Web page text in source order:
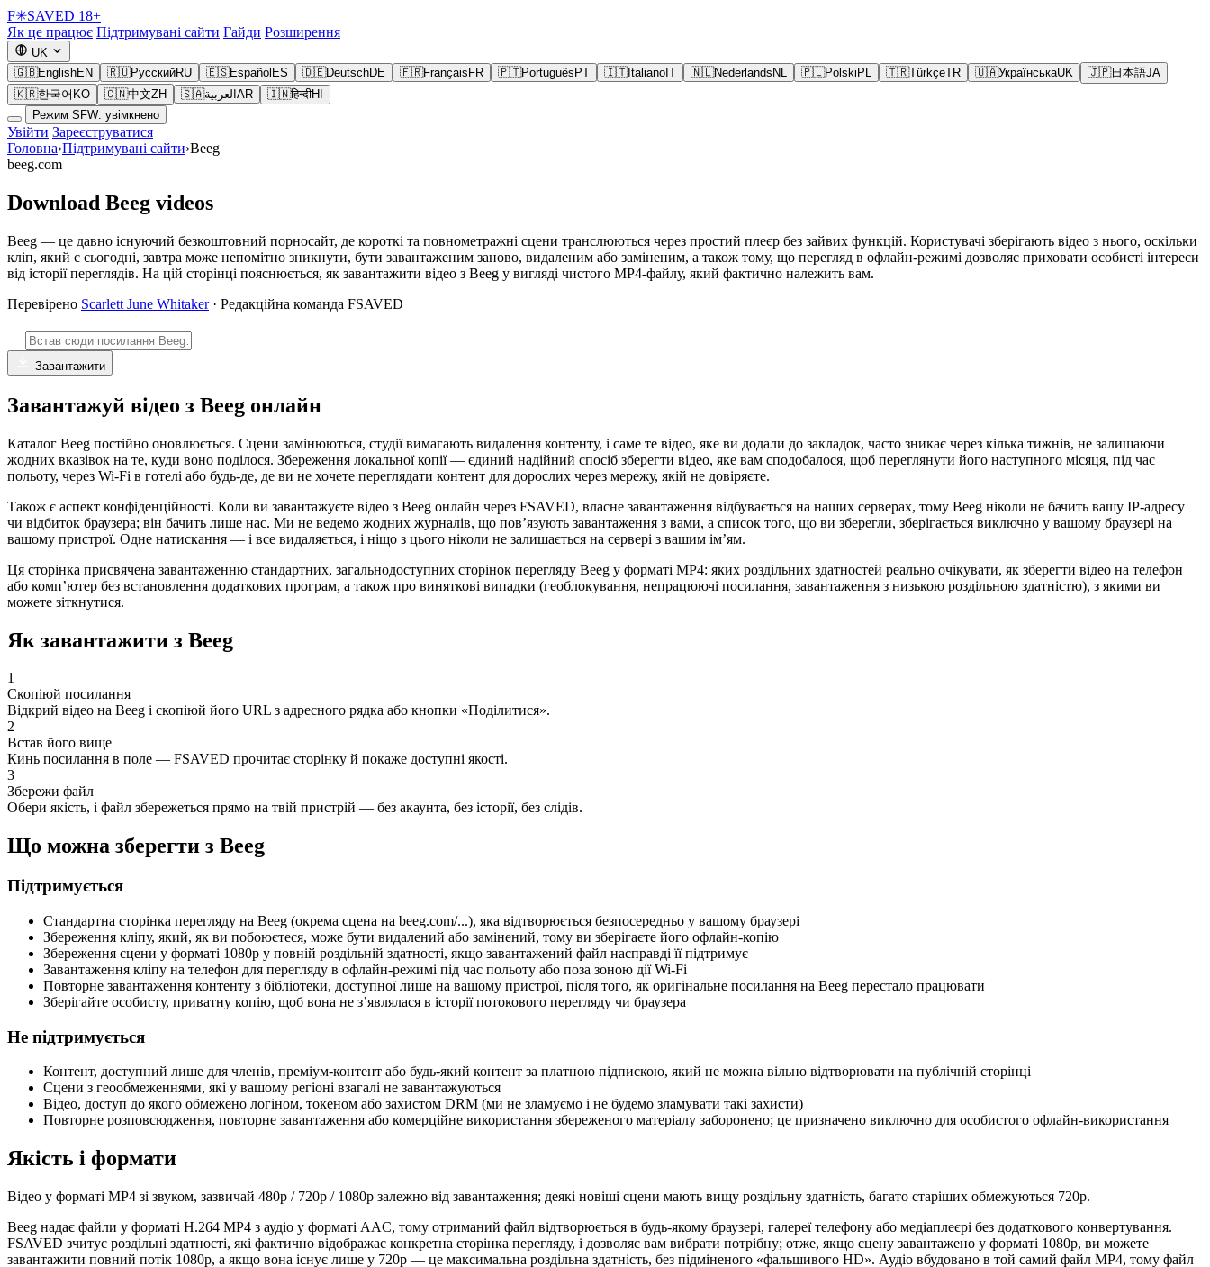
F✳SAVED 18+
Як це працює Підтримувані сайти Гайди Розширення
UK
🇬🇧EnglishEN 🇷🇺РусскийRU 🇪🇸Español ES 🇩🇪DeutschDE 🇫🇷Français FR 🇵🇹Português PT 🇮🇹Italiano IT 🇳🇱Nederlands NL 🇵🇱Polski PL 🇹🇷TürkçeTR 🇺🇦УкраїнськаUK 🇯🇵日本語JA
🇰🇷한국어 KO 🇨🇳中文ZH 🇸🇦العربية AR 🇮🇳हिन्दीHI
Режим SFW: увімкнено
Увійти Зареєструватися
Головна›Підтримувані сайти›Beeg
beeg.com
Download Beeg videos
Beeg — це давно існуючий безкоштовний порносайт, де короткі та повнометражні сцени транслюються через простий плеєр без зайвих функцій. Користувачі зберігають відео з нього, оскільки
кліп, який є сьогодні, завтра може непомітно зникнути, бути завантаженим заново, видаленим або заміненим, а також тому, що перегляд в офлайн-режимі дозволяє приховати особисті інтереси
від історії переглядів. На цій сторінці пояснюється, як завантажити відео з Beeg у вигляді чистого MP4-файлу, який фактично належить вам.
Перевірено Scarlett June Whitaker· Редакційна команда FSAVED
Завантажити
Завантажуй відео з Beeg онлайн
Каталог Beeg постійно оновлюється. Сцени замінюються, студії вимагають видалення контенту, і саме те відео, яке ви додали до закладок, часто зникає через кілька тижнів, не залишаючи
жодних вказівок на те, куди воно поділося. Збереження локальної копії — єдиний надійний спосіб зберегти відео, яке вам сподобалося, щоб переглянути його наступного місяця, під час
польоту, через Wi-Fi в готелі або будь-де, де ви не хочете переглядати контент для дорослих через мережу, якій не довіряєте.
Також є аспект конфіденційності. Коли ви завантажуєте відео з Beeg онлайн через FSAVED, власне завантаження відбувається на наших серверах, тому Beeg ніколи не бачить вашу IP-адресу
чи відбиток браузера; він бачить лише нас. Ми не ведемо жодних журналів, що пов’язують завантаження з вами, а список того, що ви зберегли, зберігається виключно у вашому браузері на
вашому пристрої. Одне натискання — і все видаляється, і ніщо з цього ніколи не залишається на сервері з вашим ім’ям.
Ця сторінка присвячена завантаженню стандартних, загальнодоступних сторінок перегляду Beeg у форматі MP4: яких роздільних здатностей реально очікувати, як зберегти відео на телефон
або комп’ютер без встановлення додаткових програм, а також про виняткові випадки (геоблокування, непрацюючі посилання, завантаження з низькою роздільною здатністю), з якими ви
можете зіткнутися.
Як завантажити з Beeg
1
Скопіюй посилання
Відкрий відео на Beeg і скопіюй його URL з адресного рядка або кнопки «Поділитися».
2
Встав його вище
Кинь посилання в поле — FSAVED прочитає сторінку й покаже доступні якості.
3
Збережи файл
Обери якість, і файл збережеться прямо на твій пристрій — без акаунта, без історії, без слідів.
Що можна зберегти з Beeg
Підтримується
Стандартна сторінка перегляду на Beeg (окрема сцена на beeg.com/...), яка відтворюється безпосередньо у вашому браузері
Збереження кліпу, який, як ви побоюєтеся, може бути видалений або замінений, тому ви зберігаєте його офлайн-копію
Збереження сцени у форматі 1080p у повній роздільній здатності, якщо завантажений файл насправді її підтримує
Завантаження кліпу на телефон для перегляду в офлайн-режимі під час польоту або поза зоною дії Wi-Fi
Повторне завантаження контенту з бібліотеки, доступної лише на вашому пристрої, після того, як оригінальне посилання на Beeg перестало працювати
Зберігайте особисту, приватну копію, щоб вона не з’являлася в історії потокового перегляду чи браузера
Не підтримується
Контент, доступний лише для членів, преміум-контент або будь-який контент за платною підпискою, який не можна вільно відтворювати на публічній сторінці
Сцени з геообмеженнями, які у вашому регіоні взагалі не завантажуються
Відео, доступ до якого обмежено логіном, токеном або захистом DRM (ми не зламуємо і не будемо зламувати такі захисти)
Повторне розповсюдження, повторне завантаження або комерційне використання збереженого матеріалу заборонено; це призначено виключно для особистого офлайн-використання
Якість і формати
Відео у форматі MP4 зі звуком, зазвичай 480p / 720p / 1080p залежно від завантаження; деякі новіші сцени мають вищу роздільну здатність, багато старіших обмежуються 720p.
Beeg надає файли у форматі H.264 MP4 з аудіо у форматі AAC, тому отриманий файл відтворюється в будь-якому браузері, галереї телефону або медіаплеєрі без додаткового конвертування.
FSAVED зчитує роздільні здатності, які фактично відображає конкретна сторінка перегляду, і дозволяє вам вибрати потрібну; отже, якщо сцену завантажено у форматі 1080p, ви можете
завантажити повний потік 1080p, а якщо вона існує лише у 720p — це максимальна роздільна здатність, без підміненого «фальшивого HD». Аудіо вбудовано в той самий файл MP4, тому файл